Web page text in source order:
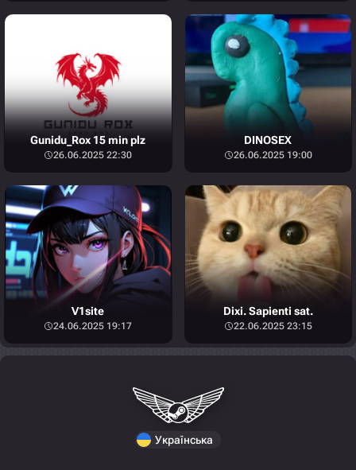
Gunidu_Rox 15 min plz
26.06.2025 22:30
DINOSEX
26.06.2025 19:00
V1site
24.06.2025 19:17
Dixi. Sapienti sat.
22.06.2025 23:15
Українська